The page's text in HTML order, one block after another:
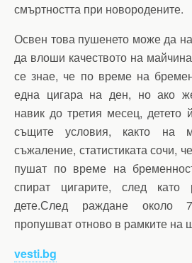
смъртността при новородените.
Освен това пушенето може да
да влоши качеството на
се знае, че по време на
една цигара на ден, но ако
навик до третия месец,
същите условия, както на
съжаление, статистиката сочи,
пушат по време на
спират цигарите, след като
дете.След раждане около
пропушват отново в рамките на
vesti.bg